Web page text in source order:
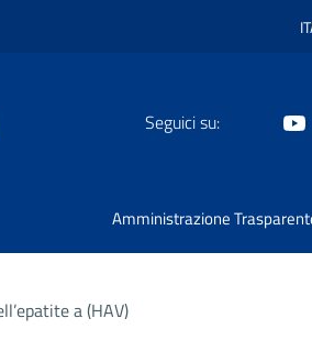
Seguici su:
Amministrazione
a (HAV)